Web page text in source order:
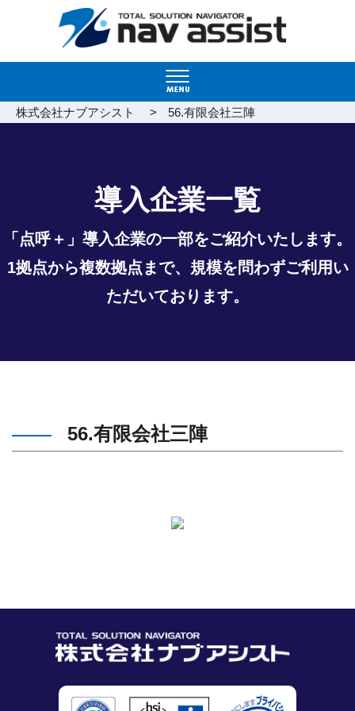
株式会社ナブアシスト > 56.有限会社三陣
導入企業一覧
「点呼＋」導入企業の一部をご紹介いたします。
1拠点から複数拠点まで、規模を問わずご利用い
ただいております。
56.有限会社三陣